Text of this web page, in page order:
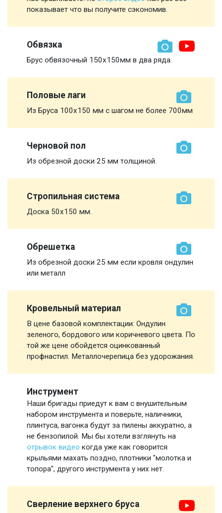
показывает что вы получите сэкономив.
Обвязка
Брус обвязочный 150х150мм в два ряда.
Половые лаги
Из Бруса 100х150 мм с шагом не более 700мм
Черновой пол
Из обрезной доски 25 мм толщиной.
Стропильная система
Доска 50х150 мм.
Обрешетка
Из обрезной доски 25 мм если кровля ондулин
или металл
Кровельный материал
В цене базовой комплектации: Ондулин
зеленого, бордового или коричневого цвета. По
той же цене обойдется оцинкованный
профнастил. Металлочерепица без удорожания.
Инструмент
Наши бригады приедут к вам с внушительным
набором инструмента и поверьте, наличники,
плинтуса, вагонка будут за пилены аккуратно, а
не бензопилой. Мы бы хотели взглянуть на
отрывок видео когда уже как говорится
крыльями махать поздно, плотники "молотка и
топора", другого инструмента у них нет.
Сверление верхнего бруса